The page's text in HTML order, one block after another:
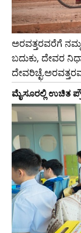
ಅರವತ್ತರವರೆಗೆ
ಬದುಕು, ದೇವರ
ಮೈಸೂರಲ್ಲಿ ಉಚಿತ